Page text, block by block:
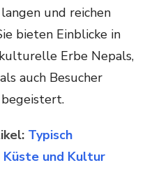
und reichen
bieten Einblicke in
Erbe Nepals,
auch Besucher
Typisch
Küste und Kultur